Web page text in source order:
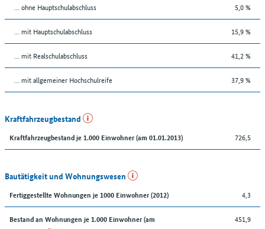
... ohne Hauptschulabschluss 5,0 %
... mit Hauptschulabschluss 15,9 %
... mit Realschulabschluss 41,2 %
... mit allgemeiner Hochschulreife 37,9 %
Kraftfahrzeugbestand
Kraftfahrzeugbestand je 1.000 Einwohner (am 01.01.2013) 726,5
Bautätigkeit und Wohnungswesen
Fertiggestellte Wohnungen je 1000 Einwohner (2012) 4,3
Bestand an Wohnungen je 1.000 Einwohner (am
451,9